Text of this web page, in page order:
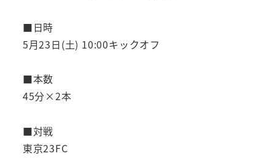
■日時
5月23日(土) 10:00キックオフ
■本数
45分×2本
■対戦
東京23FC